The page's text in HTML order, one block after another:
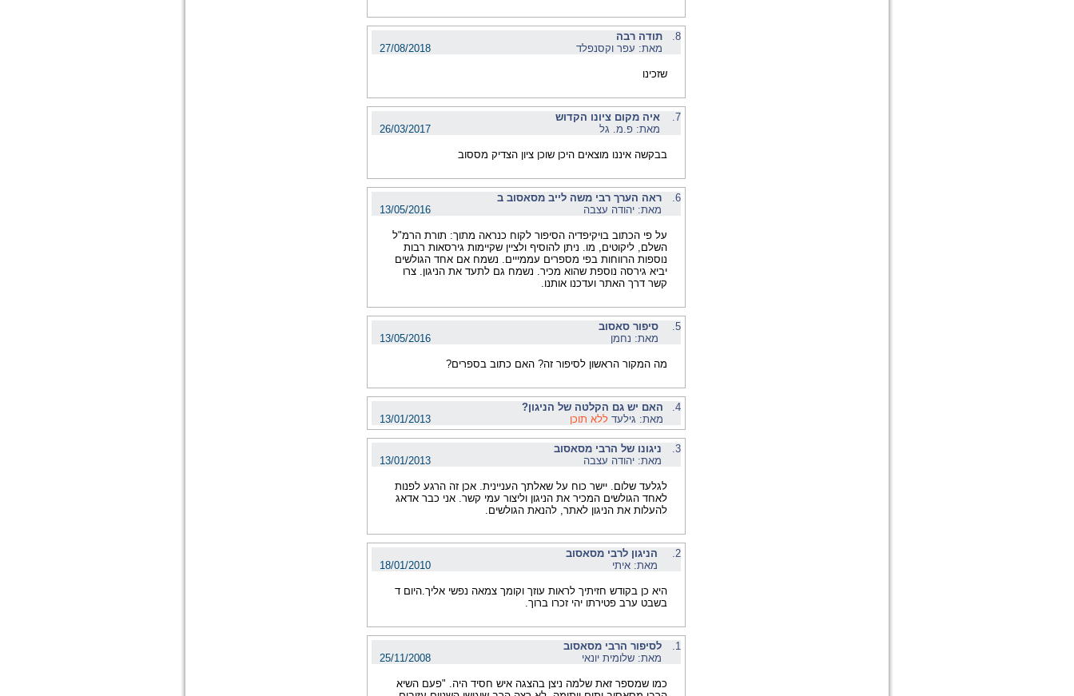
8.
תודה רבה
מאת: עפר וקסנפלד
27/08/2018
שזכינו
7.
איה מקום ציונו הקדוש
מאת: פ.מ. גל
26/03/2017
בבקשה איננו מוצאים היכן שוכן ציון הצדיק מססוב
6.
ראה הערך רבי משה לייב מסאסוב ב
מאת: יהודה עצבה
13/05/2016
על פי הכתוב בויקיפדיה הסיפור לקוח כנראה מתוך: תורת הרמ"ל
השלם, ליקוטים, מו. ניתן להוסיף ולציין שקיימות גירסאות רבות
נוספות הרווחות בפי מספרים עממייים. נשמח אם אחד הגולשים
יביא גירסה נוספת שהוא מכיר. נשמח גם לתעד את הניגון. צרו
קשר דרך האתר ועדכנו אותנו.
5.
סיפור סאסוב
מאת: נחמן
13/05/2016
מה המקור הראשון לסיפור זה? האם כתוב בספרים?
4.
האם יש גם הקלטה של הניגון?
מאת: גילעד ללא תוכן 13/01/2013
3.
ניגונו של הרבי מסאסוב
מאת: יהודה עצבה
13/01/2013
לגלעד שלום. יישר כוח על שאלתך העניינית. אכן זה הרגע לפנות
לאחד הגולשים המכיר את הניגון וליצור עמי קשר. אני כבר אדאג
להעלות את הניגון לאתר, להנאת הגולשים.
2.
הניגון לרבי מסאסוב
מאת: איתי
18/01/2010
היא כן בקודש חזיתיך לראות עוזך וקומך צמאה נפשי אליך.היום ד
בשבט ערב פטירתו יהי זכרו ברוך.
1.
לסיפור הרבי מסאסוב
מאת: שלומית יונאי
25/11/2008
כמו שמספר זאת שלמה ניצן בהצגה איש חסיד היה. "פעם השיא